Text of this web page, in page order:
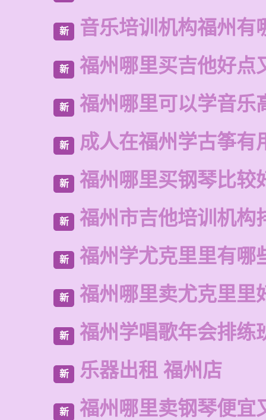
新 音乐培训机构福州有
新 福州哪里买吉他好点
新 福州哪里可以学音乐
新 成人在福州学古筝有
新 福州哪里买钢琴比较
新 福州市吉他培训机构
新 福州学尤克里里有哪
新 福州哪里卖尤克里里
新 福州学唱歌年会排练
新 乐器出租 福州店
新 福州哪里卖钢琴便宜